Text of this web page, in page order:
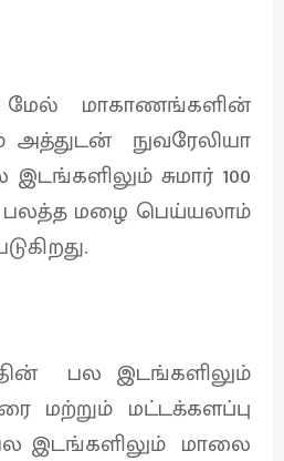
மேல் மாகாணங்களின்
அத்துடன் நுவரேலியா
சுமார் 100
பலத்த மழை பெய்யலாம்
பல இடங்களிலும்
மற்றும் மட்டக்களப்பு
இடங்களிலும் மாலை